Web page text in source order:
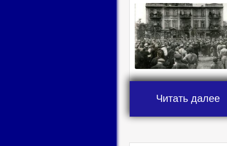
Читать далее